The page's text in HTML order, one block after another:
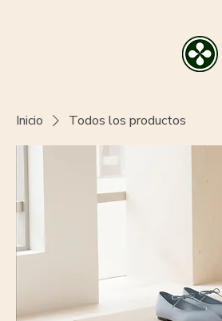
Inicio Todos los productos